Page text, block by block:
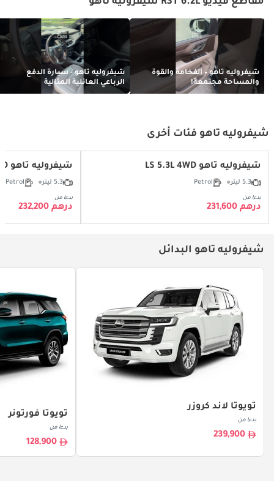
شيفروليه تاهو – الفخامة والقوة
والمساحة مجتمعة!
شيفروليه تاهو - سيارة الدفع
الرباعي العائلية المثالية
شيفروليه تاهو فئات أخرى
شيفروليه تاهو LS 5.3L 4WD
5.3 ليتر Petrol
بدءا من
درهم 231,600
شيفروليه تاهو LT 5.3L 4WD
5.3 ليتر Petrol
بدءا من
درهم 232,200
شيفروليه تاهو البدائل
تويوتا لاند كروزر
بدءا من
239,900
تويوتا فورتونر
بدءا من
128,900